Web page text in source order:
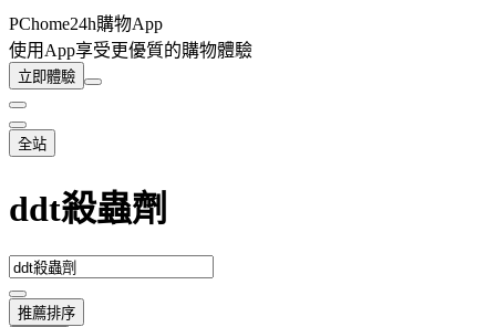
PChome24h購物App
使用App享受更優質的購物體驗
立即體驗
全站
ddt殺蟲劑
推薦排序